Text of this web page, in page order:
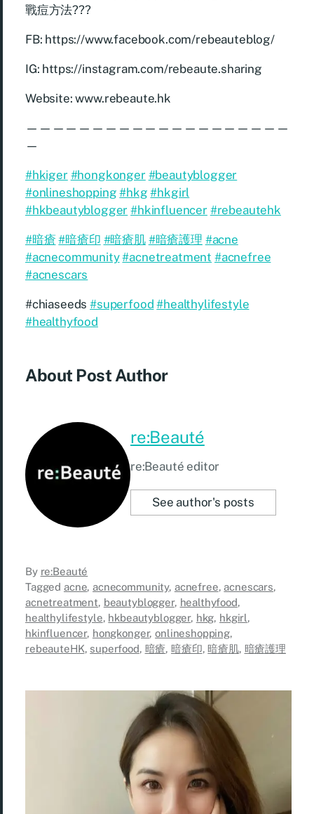
戰痘方法???
FB: https://www.facebook.com/rebeauteblog/
IG: https://instagram.com/rebeaute.sharing
Website: www.rebeaute.hk
————————————————————
—
#hkiger #hongkonger #beautyblogger
#onlineshopping #hkg #hkgirl
#hkbeautyblogger #hkinfluencer #rebeautehk
#暗瘡 #暗瘡印 #暗瘡肌 #暗瘡護理 #acne
#acnecommunity#acnetreatment #acnefree
#acnescars
#chiaseeds#superfood #healthylifestyle
#healthyfood
About Post Author
re:Beauté
re:Beauté editor
See author's posts
By re:Beauté
Tagged acne, acnecommunity, acnefree, acnescars,
acnetreatment, beautyblogger, healthyfood,
healthylifestyle, hkbeautyblogger, hkg, hkgirl,
hkinfluencer, hongkonger,onlineshopping,
rebeauteHK, superfood, 暗瘡, 暗瘡印,暗瘡肌, 暗瘡護理